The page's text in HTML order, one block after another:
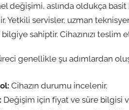
değişimi, aslında oldukça
Yetkili servisler, uzman
sahiptir. Cihazınızı
genellikle şu adımlardan
Cihazın durumu incelenir.
Değişim için fiyat ve süre bilgisi